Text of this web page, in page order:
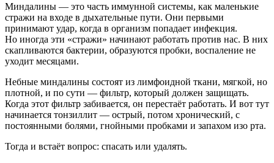
Миндалины — это часть иммунной системы, как маленькие
стражи на входе в дыхательные пути. Они первыми
принимают удар, когда в организм попадает инфекция.
Но иногда эти «стражи» начинают работать против нас. В них
скапливаются бактерии, образуются пробки, воспаление не
уходит месяцами.
Небные миндалины состоят из лимфоидной ткани, мягкой, но
плотной, и по сути — фильтр, который должен защищать.
Когда этот фильтр забивается, он перестаёт работать. И вот тут
начинается тонзиллит — острый, потом хронический, с
постоянными болями, гнойными пробками и запахом изо рта.
Тогда и встаёт вопрос: спасать или удалять.